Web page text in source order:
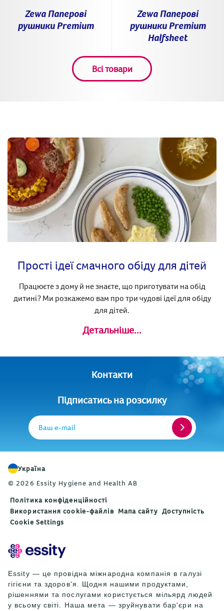
Zewa Паперові
рушники Premium
Zewa Паперові
рушники Premium
Halfsheet
Всі товари
Прості ідеї смачного обіду для дітей
Працюєте з дому й не знаєте, що приготувати на обід
дитині? Ми розкажемо вам про три чудові ідеї для обіду
для дітей.
Детальніше...
Контакти
Підписатись на розсилку
Ваш e-mail
Україна
© 2026 Essity Hygiene and Health AB
Політика конфіденційності
Використання cookie-файлів Мапа сайту Доступність
Cookie Settings
Essity — це провідна міжнародна компанія в галузі
гігієни та здоров'я. Щодня нашими продуктами,
рішеннями та послугами користується мільярд людей
у всьому світі. Наша мета — зруйнувати бар'єри на